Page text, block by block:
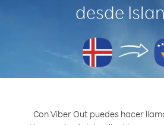
desde
Con Viber Out puedes hacer